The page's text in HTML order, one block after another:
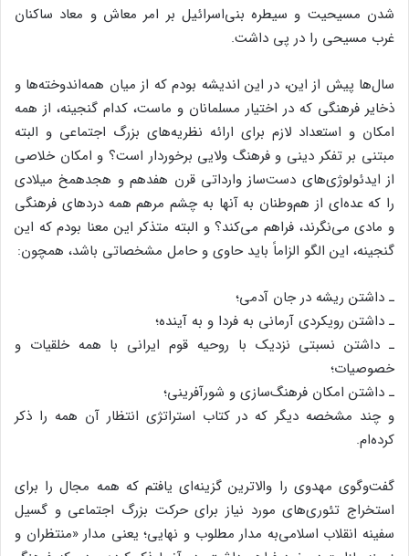
شدن مسیحیت و سیطره بنی‌اسرائیل بر امر معاش و معاد ساکنان
غرب مسیحی را در پی داشت.
سال‌ها پیش از این، در این اندیشه بودم که از میان همه‌اندوخته‌ها و
ذخایر فرهنگی که در اختیار مسلمانان و ماست، کدام گنجینه، از همه
امکان و استعداد لازم برای ارائه نظریه‌های بزرگ اجتماعی و البته
مبتنی بر تفکر دینی و فرهنگ ولایی برخوردار است؟ و امکان خلاصی
از ایدئولوژی‌های دست‌ساز وارداتی قرن هفدهم و هجدهمخ میلادی
را که عده‌ای از هم‌وطنان به آنها به چشم مرهم همه دردهای فرهنگی
و مادی می‌نگرند، فراهم می‌کند؟‌ و البته متذکر این معنا بودم که این
گنجینه، این الگو الزاماً باید حاوی و حامل مشخصاتی باشد، همچون:
ـ داشتن ریشه در جان آدمی؛
ـ داشتن رویکردی آرمانی به فردا و به آینده؛
ـ داشتن نسبتی نزدیک با روحیه قوم ایرانی با همه خلقیات و
خصوصیات؛
ـ داشتن امکان فرهنگ‌سازی و شورآفرینی؛
و چند مشخصه دیگر که در کتاب استراتژی انتظار آن همه را ذکر
کرده‌ام.
گفت‌وگوی مهدوی را والاترین گزینه‌ای یافتم که همه مجال را برای
استخراج تئوری‌های مورد نیاز برای حرکت بزرگ اجتماعی و گسیل
سفینه انقلاب اسلامی‌به مدار مطلوب و نهایی؛ یعنی مدار «منتظران و